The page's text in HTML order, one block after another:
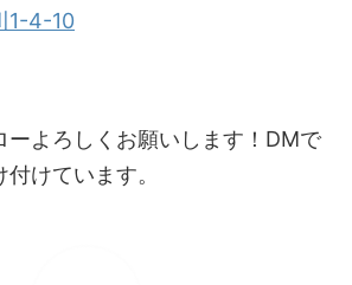
1-4-10
ーよろしくお願いします！DMで
けています。